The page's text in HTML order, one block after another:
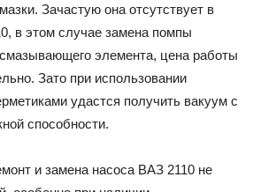
Зачастую она отсутствует в
в этом случае замена помпы
элемента, цена работы
Зато при использовании
удастся получить вакуум с
способности.
и замена насоса ВАЗ 2110 не